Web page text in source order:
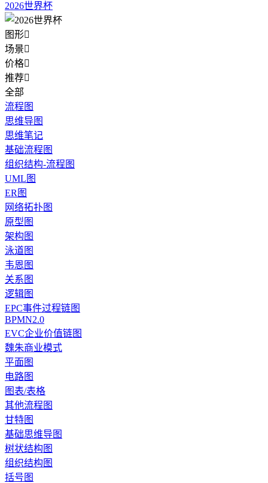
2026世界杯
图形
场景
价格
推荐
全部
流程图
思维导图
思维笔记
基础流程图
组织结构-流程图
UML图
ER图
网络拓扑图
原型图
架构图
泳道图
韦恩图
关系图
逻辑图
EPC事件过程链图
BPMN2.0
EVC企业价值链图
魏朱商业模式
平面图
电路图
图表/表格
其他流程图
甘特图
基础思维导图
树状结构图
组织结构图
括号图